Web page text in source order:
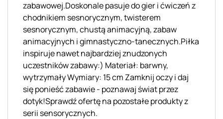
zabawowej.Doskonale pasuje do gier i ćwiczeń z
chodnikiem sesnorycznym, twisterem
sesnorycznym, chustą animacyjną, zabaw
animacyjnych i gimnastyczno-tanecznych.Piłka
inspiruje nawet najbardziej znudzonych
uczestników zabawy:) Materiał: barwny,
wytrzymały Wymiary: 15 cm Zamknij oczy i daj
się ponieść zabawie - poznawaj świat przez
dotyk!Sprawdź ofertę na pozostałe produkty z
serii sensorycznych.